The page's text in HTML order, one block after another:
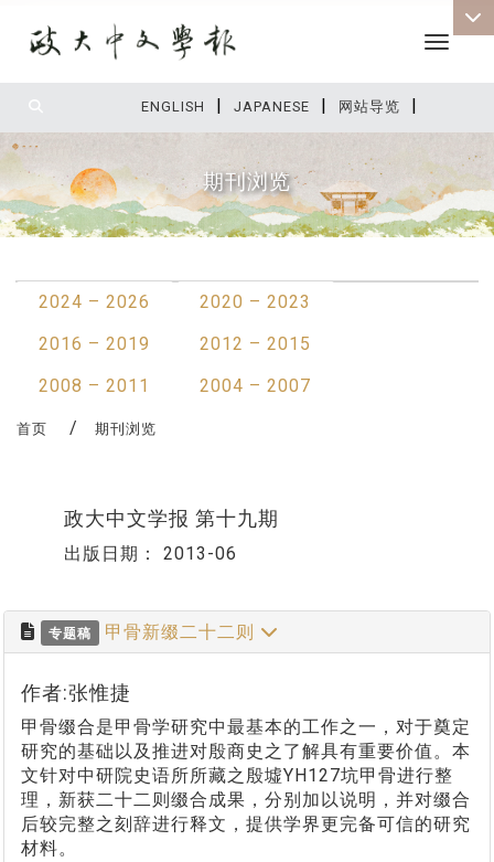
ENGLISH | JAPANESE | 网站导览 |
Toggle
期刊浏览
2024 – 2026
2020 – 2023
2016 – 2019
2012 – 2015
2008 – 2011
2004 – 2007
首页 期刊浏览
政大中文学报 第十九期
出版日期： 2013-06
专题稿 甲骨新缀二十二则
作者:张惟捷
甲骨缀合是甲骨学研究中最基本的工作之一，对于奠定
研究的基础以及推进对殷商史之了解具有重要价值。本
文针对中研院史语所所藏之殷墟YH127坑甲骨进行整
理，新获二十二则缀合成果，分别加以说明，并对缀合
后较完整之刻辞进行释文，提供学界更完备可信的研究
材料。